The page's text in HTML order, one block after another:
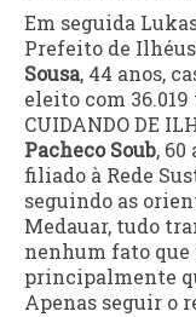
Em seguida
Prefeito de
Sousa, 44 anos,
eleito com
CUIDANDO DE
Pacheco Soub, 60
filiado à Rede
seguindo as
Medauar, tudo
nenhum fato que
principalmente
Apenas seguir o